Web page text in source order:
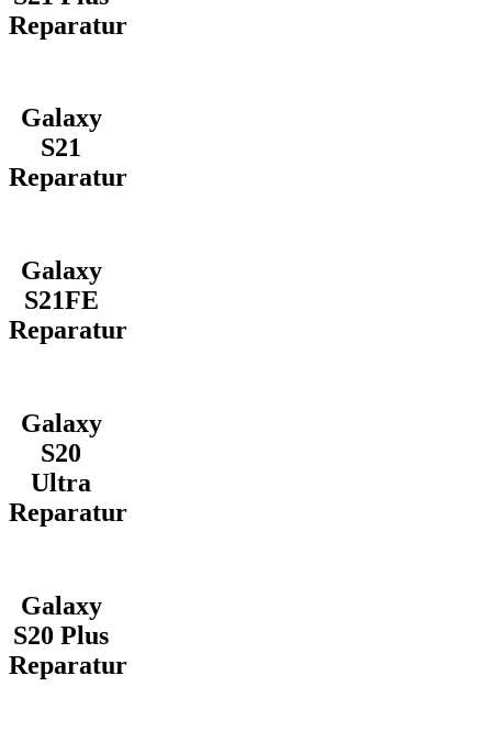
Reparatur
Galaxy
S21
Reparatur
Galaxy
S21FE
Reparatur
Galaxy
S20
Ultra
Reparatur
Galaxy
S20 Plus
Reparatur